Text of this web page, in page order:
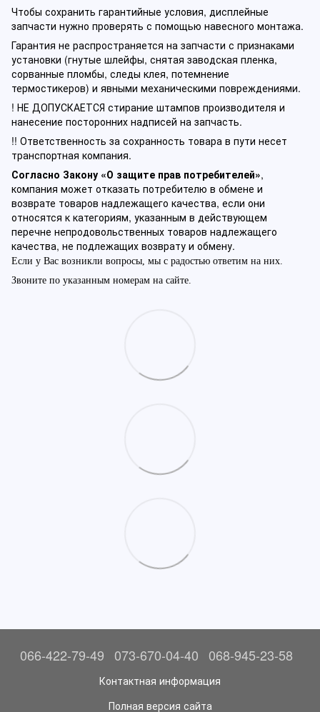
Чтобы сохранить гарантийные условия, дисплейные
запчасти нужно проверять с помощью навесного монтажа.
Гарантия не распространяется на запчасти с признаками
установки (гнутые шлейфы, снятая заводская пленка,
сорванные пломбы, следы клея, потемнение
термостикеров) и явными механическими повреждениями.
! НЕ ДОПУСКАЕТСЯ стирание штампов производителя и
нанесение посторонних надписей на запчасть.
!! Ответственность за сохранность товара в пути несет
транспортная компания.
Согласно Закону «О защите прав потребителей»,
компания может отказать потребителю в обмене и
возврате товаров надлежащего качества, если они
относятся к категориям, указанным в действующем
перечне непродовольственных товаров надлежащего
качества, не подлежащих возврату и обмену.
Если у Вас возникли вопросы, мы с радостью ответим на них.
Звоните по указанным номерам на сайте.
066-422-79-49 073-670-04-40 068-945-23-58
Контактная информация
Полная версия сайта